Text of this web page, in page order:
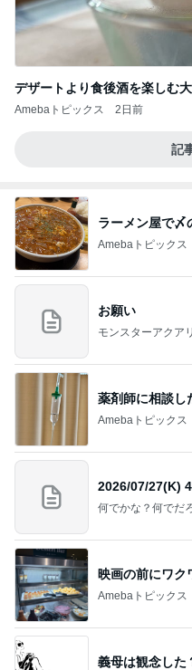
デザートより食後酒を楽しむ
Amebaトピックス 2日前
記
ラーメン屋で〆
Amebaトピックス
お願い
モンスターアクア
薬剤師に相談し
Amebaトピックス
2026/07/27(K)
何でかな？何でだ
映画の前にワク
Amebaトピックス
義母は観念した